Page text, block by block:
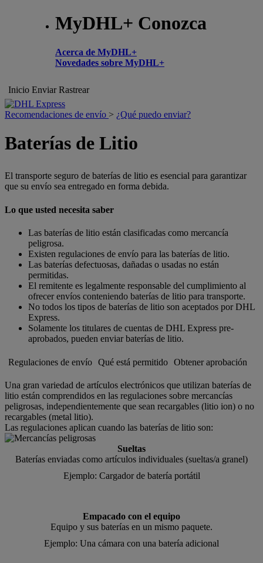
MyDHL+ Conozca
Acerca de MyDHL+
Novedades sobre MyDHL+
Inicio Enviar Rastrear
Recomendaciones de envío > ¿Qué puedo enviar?
Baterías de Litio
El transporte seguro de baterías de litio es esencial para garantizar
que su envío sea entregado en forma debida.
Lo que usted necesita saber
Las baterías de litio están clasificadas como mercancía
peligrosa.
Existen regulaciones de envío para las baterías de litio.
Las baterías defectuosas, dañadas o usadas no están
permitidas.
El remitente es legalmente responsable del cumplimiento al
ofrecer envíos conteniendo baterías de litio para transporte.
No todos los tipos de baterías de litio son aceptados por DHL
Express.
Solamente los titulares de cuentas de DHL Express pre-
aprobados, pueden enviar baterías de litio.
Regulaciones de envío Qué está permitido Obtener aprobación
Una gran variedad de artículos electrónicos que utilizan baterías de
litio están comprendidos en las regulaciones sobre mercancías
peligrosas, independientemente que sean recargables (litio ion) o no
recargables (metal litio).
Las regulaciones aplican cuando las baterías de litio son:
Sueltas
Baterías enviadas como artículos individuales (sueltas/a granel)
Ejemplo: Cargador de batería portátil
Empacado con el equipo
Equipo y sus baterías en un mismo paquete.
Ejemplo: Una cámara con una batería adicional